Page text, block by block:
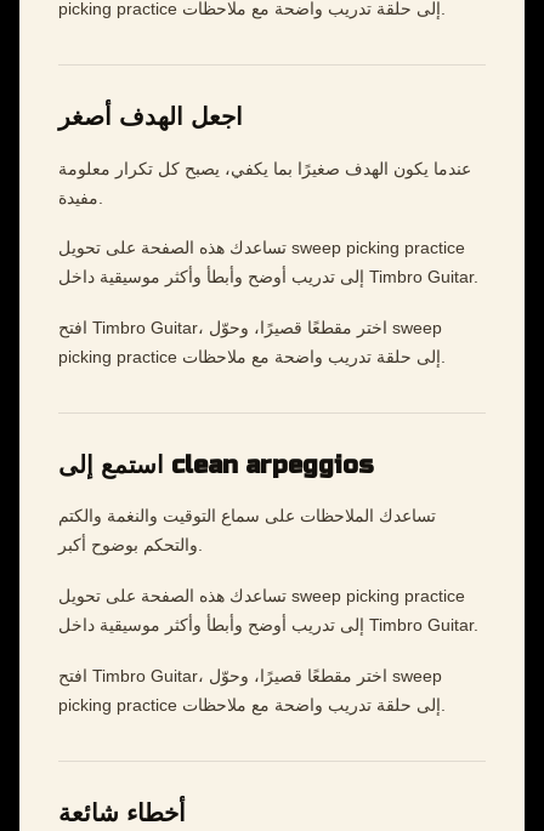
اجعل الهدف أصغر
عندما يكون الهدف صغيرًا بما يكفي، يصبح كل تكرار معلومة
تساعدك هذه الصفحة على تحويل sweep picking practice
إلى تدريب أوضح وأبطأ وأكثر موسيقية داخل Timbro Guitar.
افتح Timbro Guitar، اختر مقطعًا قصيرًا، وحوّل sweep
استمع إلى clean arpeggios
تساعدك الملاحظات على سماع التوقيت والنغمة والكتم
والتحكم بوضوح أكبر.
تساعدك هذه الصفحة على تحويل sweep picking practice
إلى تدريب أوضح وأبطأ وأكثر موسيقية داخل Timbro Guitar.
افتح Timbro Guitar، اختر مقطعًا قصيرًا، وحوّل sweep
أخطاء شائعة